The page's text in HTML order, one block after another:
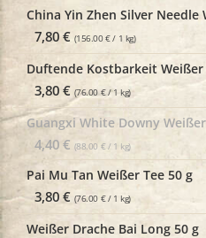
China Yin Zhen Silver Needle
7,80 € (156.00 € / 1 kg)
Duftende Kostbarkeit Weißer
3,80 € (76.00 € / 1 kg)
Guangxi White Downy
4,40 € (88.00 € / 1 kg)
Pai Mu Tan Weißer Tee 50 g
3,80 € (76.00 € / 1 kg)
Weißer Drache Bai Long 50 g